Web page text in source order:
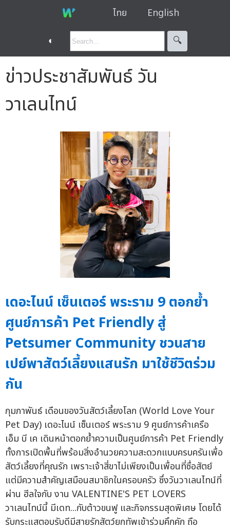
ไทย English
◐ 🔍︎
ข่าวประชาสัมพันธ์ วัน
วาเลนไทน์
เดอะไนน์ เซ็นเตอร์ พระราม 9 ตอกย้ำ
ศูนย์การค้า Pet Friendly สู่
Petsumer Community ชวนสาย
เปย์พาสัตว์เลี้ยงแสนรัก มาใช้ชีวิตร่วม
กัน
กุมภาพันธ์ เดือนของวันสัตว์เลี้ยงโลก (World Love Your
Pet Day) เดอะไนน์ เซ็นเตอร์ พระราม 9 ศูนย์การค้าเครือ
เอ็ม บี เค เดินหน้าตอกย้ำความเป็นศูนย์การค้า Pet Friendly
ทั้งการเปิดพื้นที่พร้อมสิ่งอำนวยความสะดวกแบบครบครันเพื่อ
สัตว์เลี้ยงที่คุณรัก เพราะเจ้าสี่ขาไม่เพียงเป็นเพื่อนที่ซื่อสัตย์
แต่มีความสำคัญเสมือนสมาชิกในครอบครัว ซึ่งวันวาเลนไทน์ที่
ผ่าน ฮีลใจกับ งาน VALENTINE'S PET LOVERS
วาเลนไทน์นี้ มีเดท...กับต้าวขนฟู และกิจกรรมสุดพิเศษ โดยได้
รับกระแสตอบรับดีมีสายรักสัตว์ยกทัพเข้าร่วมคึกคัก ถือ